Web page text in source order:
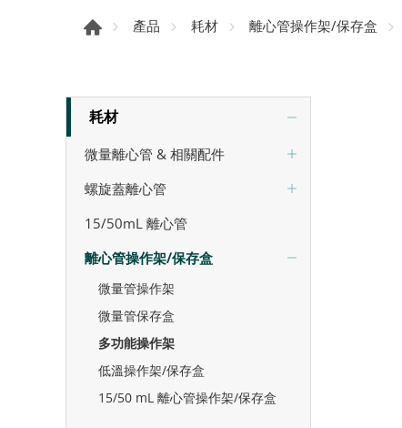
產品 耗材 離心管操作架/保存盒
耗材
微量離心管 & 相關配件
螺旋蓋離心管
15/50mL 離心管
離心管操作架/保存盒
微量管操作架
微量管保存盒
多功能操作架
低溫操作架/保存盒
15/50 mL 離心管操作架/保存盒